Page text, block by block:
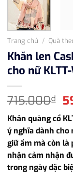
Trang chủ / Quà
Khăn len
cho nữ
715.000₫
Khăn quàng cổ
ý nghĩa dành cho
giữ ấm mà còn là
nhận cảm nhận
trong ngày đặc